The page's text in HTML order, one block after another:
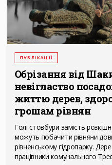
ПУБЛІКАЦІЇ
Обрізання від
невігластво
життю дерев,
грошам рівнян
Голі стовбури замість
можуть побачити рівняни
рівненському гідропарку.
працівники комунального